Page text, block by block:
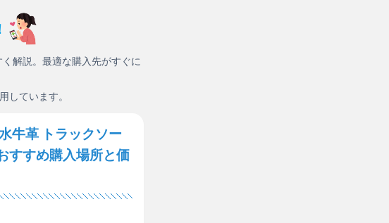
解説。最適な購入先がすぐに
しています。
牛革 トラックソー
すすめ購入場所と価